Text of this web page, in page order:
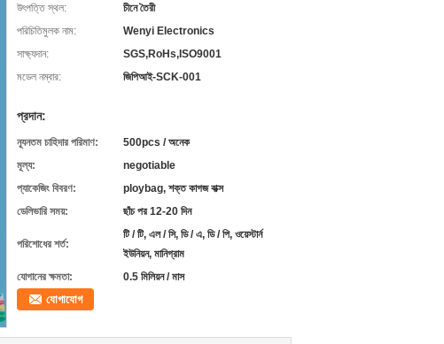
উৎপত্তি স্থল:
চীনে তৈরী
পরিচিতিমুলক নাম:
Wenyi Electronics
সাক্ষ্যদান:
SGS,RoHs,ISO9001
মডেল নম্বার:
জিপিআই-SCK-001
প্রদান:
ন্যূনতম চাহিদার পরিমাণ:
500pcs / অনেক
মূল্য:
negotiable
প্যাকেজিং বিবরণ:
ploybag, শক্ত কাগজ বাক্স
ডেলিভারি সময়:
ছাঁচ পর 12-20 দিন
পরিশোধের শর্ত:
টি / টি, এল / সি, ডি / এ, ডি / পি, ওয়েস্টার্ন
ইউনিয়ন, মানিগ্রাম
যোগানের ক্ষমতা:
0.5 মিলিয়ন / মাস
যোগাযোগ